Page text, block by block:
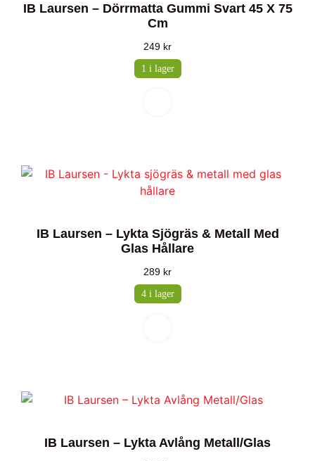
IB Laursen – Dörrmatta Gummi Svart 45 X 75
Cm
249 kr
1 i lager
IB Laursen – Lykta Sjögräs & Metall Med
Glas Hållare
289 kr
4 i lager
IB Laursen – Lykta Avlång Metall/Glas